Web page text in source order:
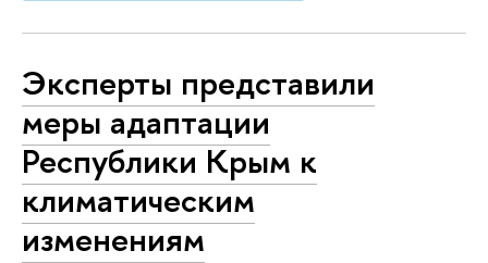
Эксперты представили
меры адаптации
Республики Крым к
климатическим
изменениям